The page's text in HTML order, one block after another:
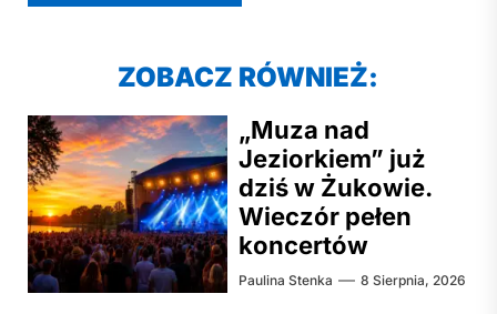
ZOBACZ RÓWNIEŻ:
„Muza nad
Jeziorkiem” już
dziś w Żukowie.
Wieczór pełen
koncertów
Paulina Stenka 8 Sierpnia, 2026